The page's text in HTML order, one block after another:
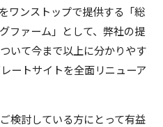
ワンストップで提供する「総
ファーム」として、弊社の提
いて今まで以上に分かりやす
ートサイトを全面リニューア
検討している方にとって有益